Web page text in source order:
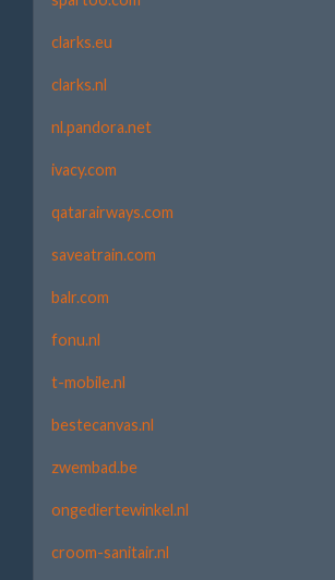
clarks.eu
clarks.nl
nl.pandora.net
ivacy.com
qatarairways.com
saveatrain.com
balr.com
fonu.nl
t-mobile.nl
bestecanvas.nl
zwembad.be
ongediertewinkel.nl
croom-sanitair.nl